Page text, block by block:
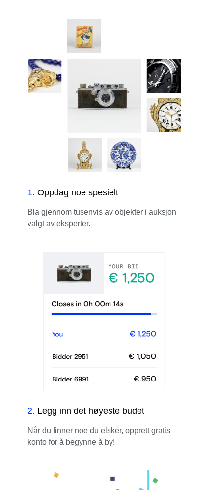
1. Oppdag noe spesielt
Bla gjennom tusenvis av objekter i auksjon
valgt av eksperter.
2. Legg inn det høyeste budet
Når du finner noe du elsker, opprett gratis
konto for å begynne å by!